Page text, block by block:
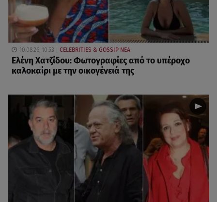
10.08.26, 10:53 CELEBRITIES & GOSSIP ΝΕΑ
Ελένη Χατζίδου: Φωτογραφίες από το υπέροχο
καλοκαίρι με την οικογένειά της